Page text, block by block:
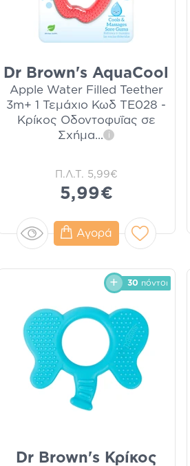
Dr Brown's AquaCool
Apple Water Filled Teether
3m+ 1 Τεμάχιο Κωδ TE028 -
Κρίκος Οδοντοφυΐας σε
Σχήμα... i
Π.Λ.Τ. 5,99€
5,99€
Αγορά
30 πόντοι
Dr Brown's Κρίκος